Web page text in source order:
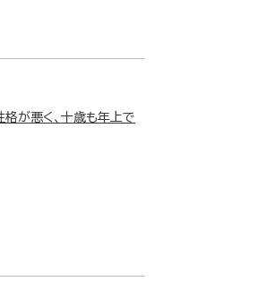
格が悪く、十歳も年上で